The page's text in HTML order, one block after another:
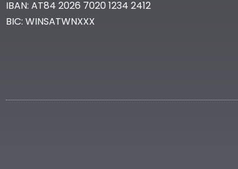
IBAN: AT84 2026 7020 1234 2412
BIC: WINSATWNXXX